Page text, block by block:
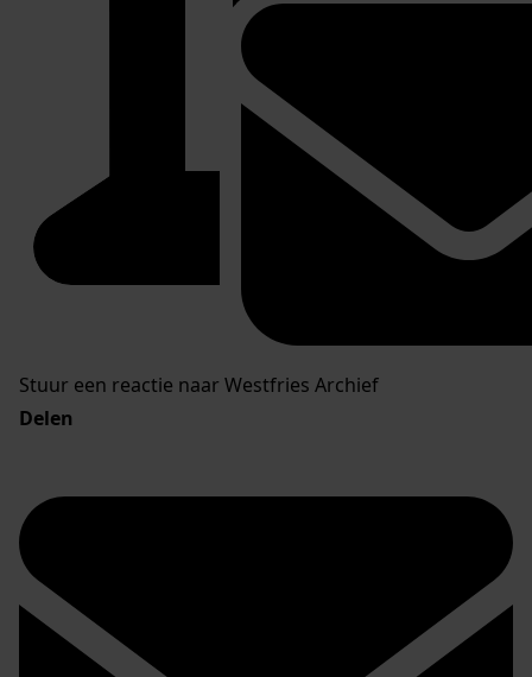
Stuur een reactie naar Westfries Archief
Delen